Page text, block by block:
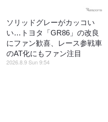
ソリッドグレーがカッコい
い…トヨタ「GR86」の改良
にファン歓喜、レース参戦車
のAT化にもファン注目
2026.8.9 Sun 9:54